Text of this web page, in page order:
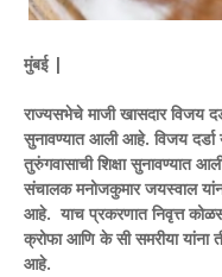
मुंबई |
राज्यसभेचे माजी खासदार विजय
सुनावण्यात आली आहे. विजय दर्डा
तुरुंगवासाची शिक्षा सुनावण्यात
संचालक मनोजकुमार जयस्वाल यांना
आहे. याच प्रकरणात निवृत्त
क्रोफा आणि के सी समरीया यांना
आहे.